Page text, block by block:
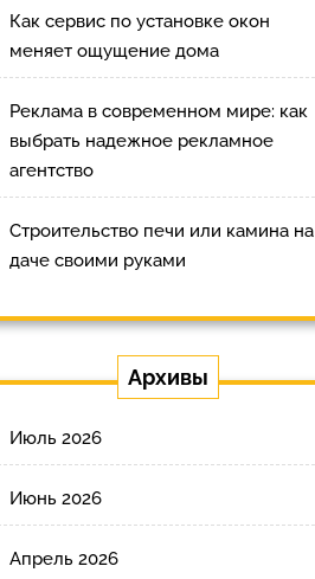
Как сервис по установке окон
меняет ощущение дома
Реклама в современном мире: как
выбрать надежное рекламное
агентство
Строительство печи или камина на
даче своими руками
Архивы
Июль 2026
Июнь 2026
Апрель 2026